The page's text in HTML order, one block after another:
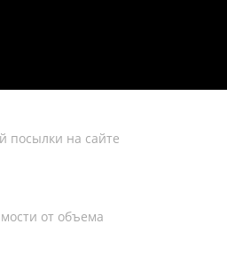
посылки на сайте
от объема